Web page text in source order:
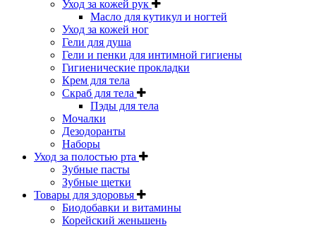
Уход за кожей рук
Масло для кутикул и ногтей
Уход за кожей ног
Гели для душа
Гели и пенки для интимной гигиены
Гигиенические прокладки
Крем для тела
Скраб для тела
Пэды для тела
Мочалки
Дезодоранты
Наборы
Уход за полостью рта
Зубные пасты
Зубные щетки
Товары для здоровья
Биодобавки и витамины
Корейский женьшень